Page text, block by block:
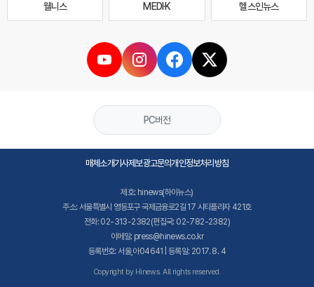
웰니스 MEDI·K 헬스인뉴스
PC버전
매체소개기사제보광고문의개인정보처리방침
제호: hinews(하이뉴스)
주소: 서울특별시 영등포구 국제금융로2길 17 시티플라자 421호
전화: 02-313-2382(편집국: 02-782-2382)
이메일: press@hinews.co.kr
등록번호: 서울,아04641 | 등록일: 2017. 8. 4
Copyright by Hinews. All rights reserved.